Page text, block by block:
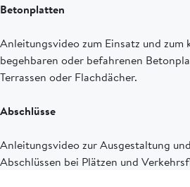
Betonplatten
Anleitungsvideo zum Einsatz und
begehbaren oder befahrenen
Terrassen oder Flachdächer.
Abschlüsse
Anleitungsvideo zur Ausgestaltung
Abschlüssen bei Plätzen und